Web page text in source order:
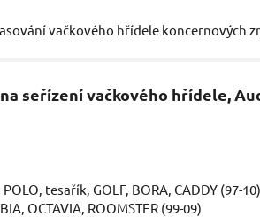
vačkového hřídele koncernových
seřízení vačkového hřídele,
tesařík, GOLF, BORA, CADDY (97-10)
OCTAVIA, ROOMSTER (99-09)